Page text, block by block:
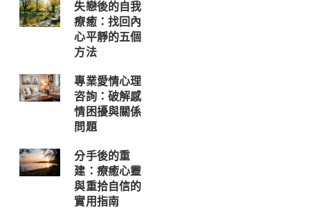
失戀後的自我
療癒：找回內
心平靜的五個
方法
專業愛情心理
咨詢：破解感
情困擾與關係
問題
分手後的重
建：療癒心靈
與重拾自信的
實用指南